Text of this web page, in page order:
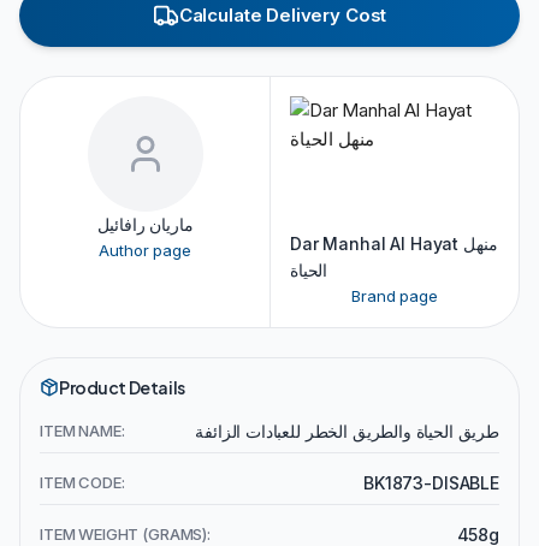
Calculate Delivery Cost
ماريان رافائيل
Author page
Dar Manhal Al Hayat منهل
الحياة
Brand page
Product Details
ITEM NAME: طريق الحياة والطريق الخطر للعبادات الزائفة
ITEM CODE: BK1873-DISABLE
ITEM WEIGHT (GRAMS): 458g